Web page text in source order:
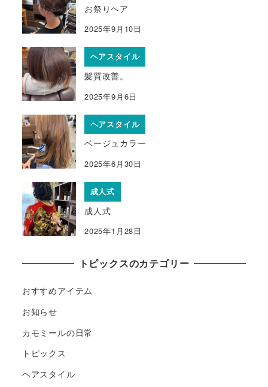
お祭りヘア
2025年9月10日
ヘアスタイル
髪質改善。
2025年9月6日
ヘアスタイル
ベージュカラー
2025年6月30日
成人式
成人式
2025年1月28日
トピックスのカテゴリー
おすすめアイテム
お知らせ
カモミールの日常
トピックス
ヘアスタイル